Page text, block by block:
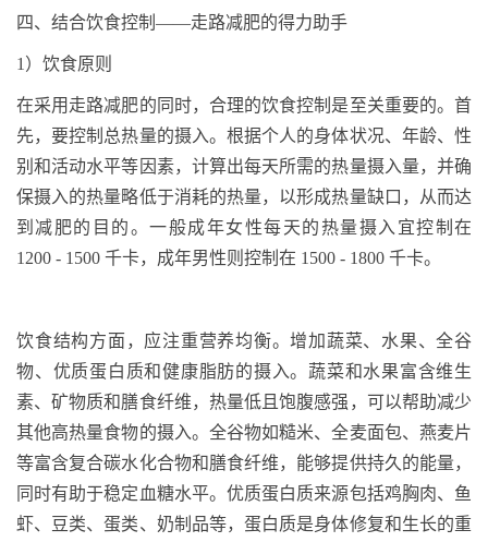
四、结合饮食控制 ——走路减肥的得力助手
1 ）饮食原则
在采用走路减肥的同时，合理的饮食控制是至关重要的。首
先，要控制总热量的摄入。根据个人的身体状况、年龄、性
别和活动水平等因素，计算出每天所需的热量摄入量，并确
保摄入的热量略低于消耗的热量，以形成热量缺口，从而达
到减肥的目的。一般成年女性每天的热量摄入宜控制在
1200 - 1500 千卡，成年男性则控制在 1500 - 1800 千卡。
饮食结构方面，应注重营养均衡。增加蔬菜、水果、全谷
物、优质蛋白质和健康脂肪的摄入。蔬菜和水果富含维生
素、矿物质和膳食纤维，热量低且饱腹感强，可以帮助减少
其他高热量食物的摄入。全谷物如糙米、全麦面包、燕麦片
等富含复合碳水化合物和膳食纤维，能够提供持久的能量，
同时有助于稳定血糖水平。优质蛋白质来源包括鸡胸肉、鱼
虾、豆类、蛋类、奶制品等，蛋白质是身体修复和生长的重